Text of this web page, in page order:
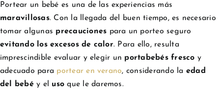
Portear un bebé es una de las experiencias más
maravillosas. Con la llegada del buen tiempo, es necesario
tomar algunas precauciones para un porteo seguro
evitando los excesos de calor. Para ello, resulta
imprescindible evaluar y elegir un portabebés fresco y
adecuado para portear en verano, considerando la edad
del bebéy el uso que le daremos.